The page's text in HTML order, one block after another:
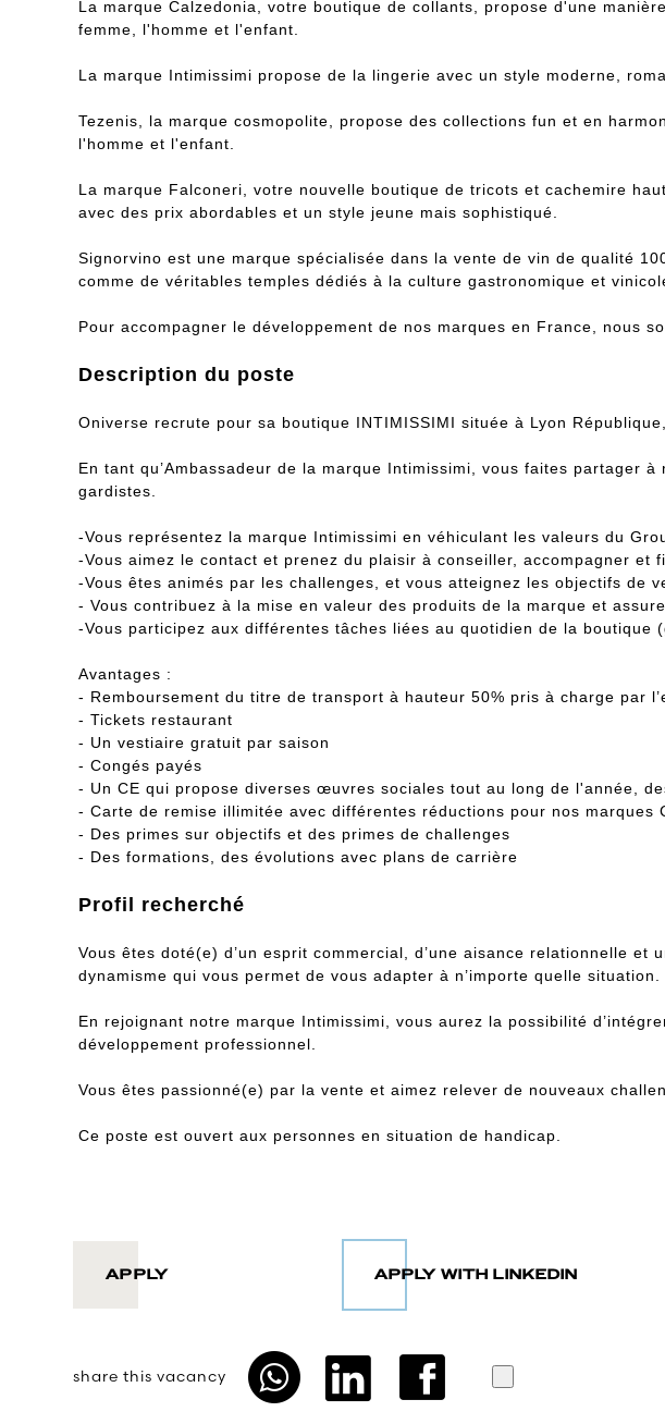
La marque Calzedonia, votre boutique de collants, propose d'une
femme, l'homme et l'enfant.
La marque Intimissimi propose de la lingerie avec un style moderne,
Tezenis, la marque cosmopolite, propose des collections fun et en
l'homme et l'enfant.
La marque Falconeri, votre nouvelle boutique de tricots et cachemire
avec des prix abordables et un style jeune mais sophistiqué.
Signorvino est une marque spécialisée dans la vente de vin de qualité
comme de véritables temples dédiés à la culture gastronomique et
Pour accompagner le développement de nos marques en France, nous
Description du poste
Oniverse recrute pour sa boutique INTIMISSIMI située à Lyon
En tant qu’Ambassadeur de la marque Intimissimi, vous faites partager
gardistes.
-Vous représentez la marque Intimissimi en véhiculant les valeurs du
-Vous aimez le contact et prenez du plaisir à conseiller, accompagner
-Vous êtes animés par les challenges, et vous atteignez les objectifs de
- Vous contribuez à la mise en valeur des produits de la marque et
-Vous participez aux différentes tâches liées au quotidien de la boutique
Avantages :
- Remboursement du titre de transport à hauteur 50% pris à charge par
- Tickets restaurant
- Un vestiaire gratuit par saison
- Congés payés
- Un CE qui propose diverses œuvres sociales tout au long de l'année,
- Carte de remise illimitée avec différentes réductions pour nos marques
- Des primes sur objectifs et des primes de challenges
- Des formations, des évolutions avec plans de carrière
Profil recherché
Vous êtes doté(e) d’un esprit commercial, d’une aisance relationnelle
dynamisme qui vous permet de vous adapter à n’importe quelle situation.
En rejoignant notre marque Intimissimi, vous aurez la possibilité
développement professionnel.
Vous êtes passionné(e) par la vente et aimez relever de nouveaux
Ce poste est ouvert aux personnes en situation de handicap.
APPLY
share this vacancy